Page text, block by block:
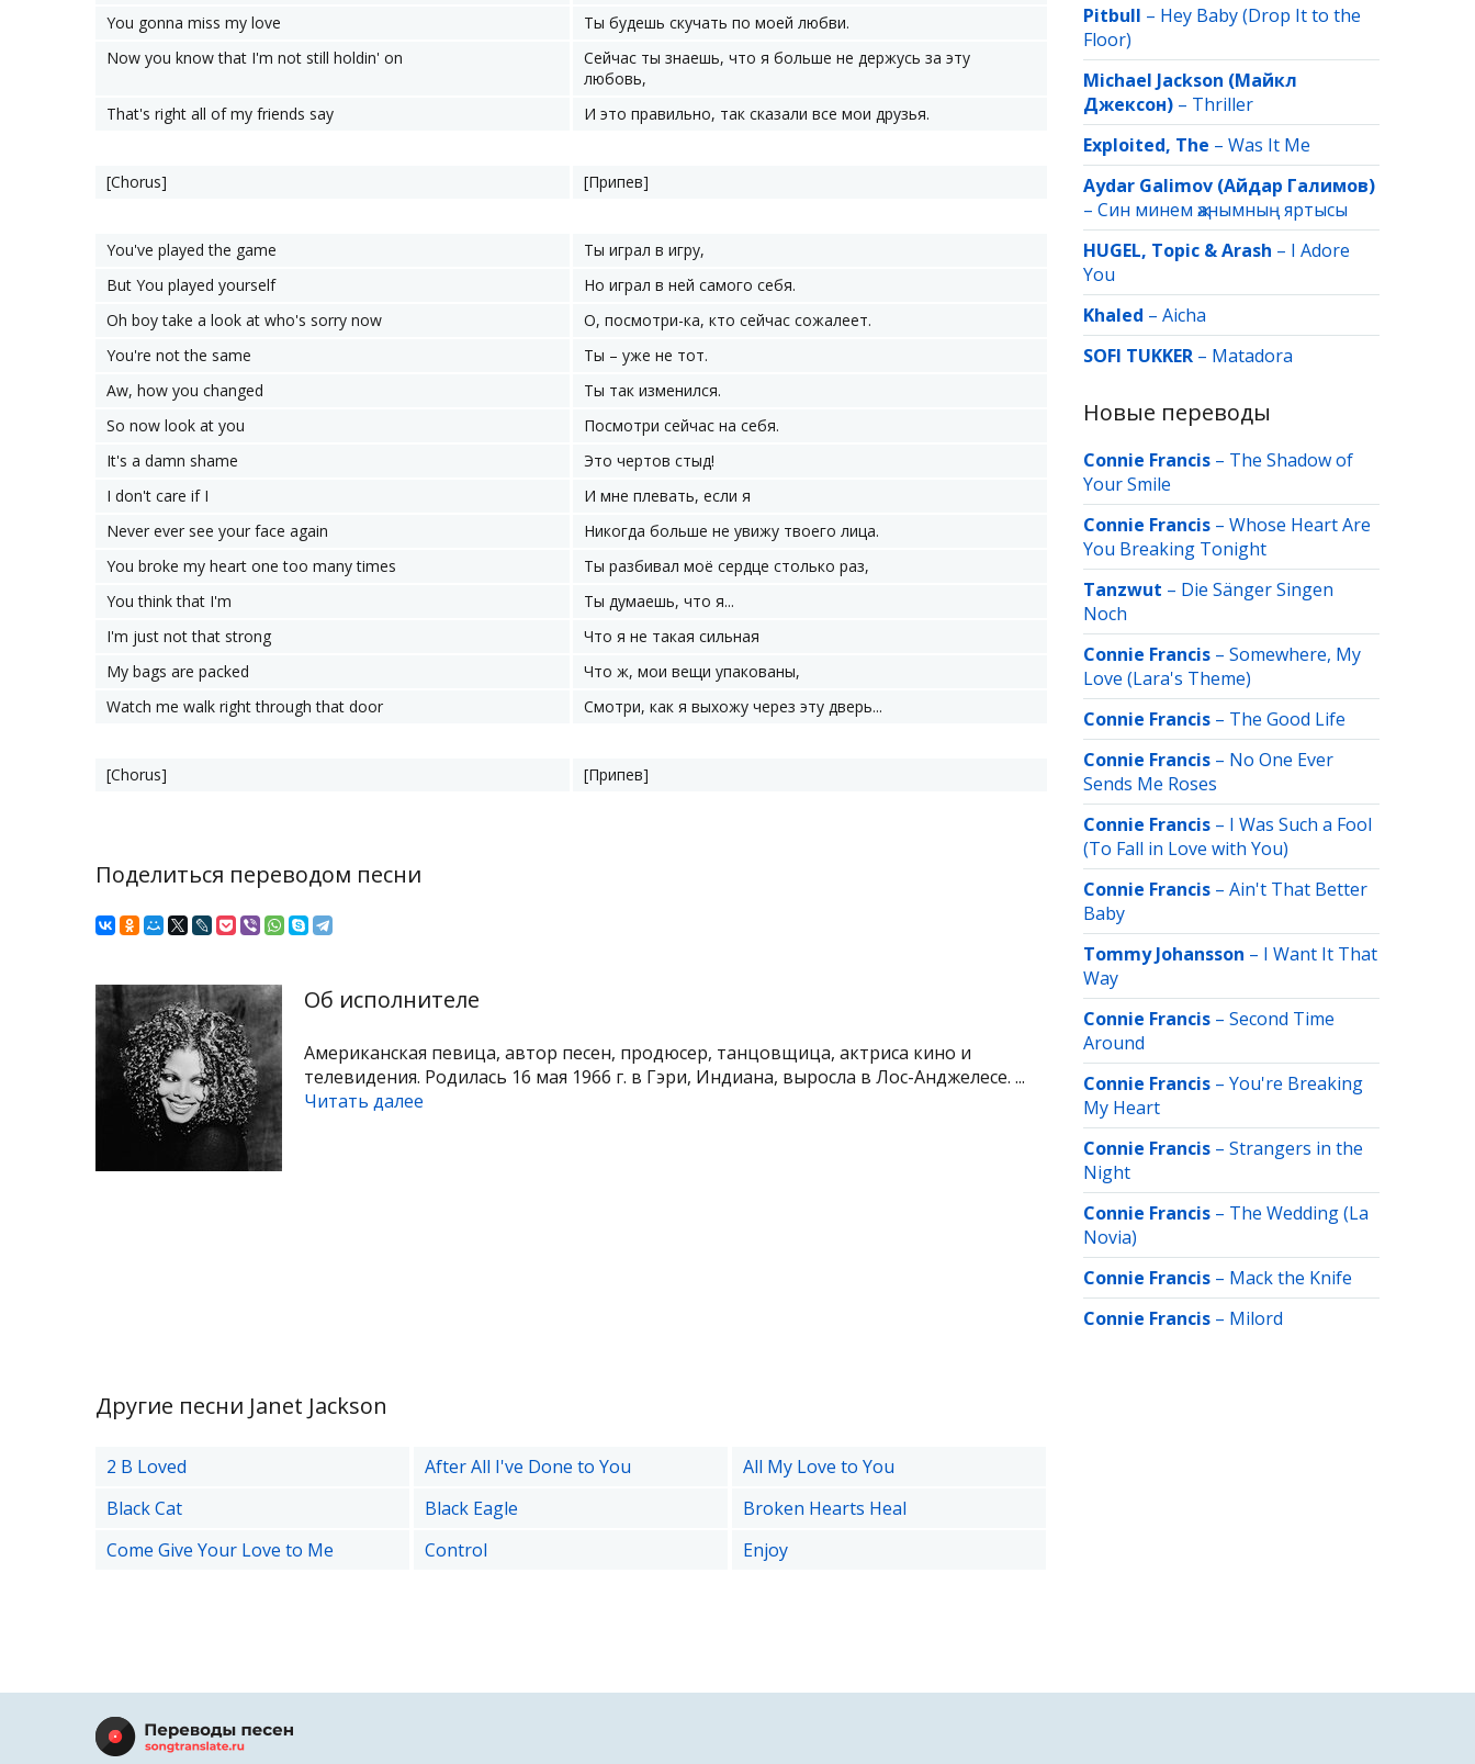
You gonna miss my love
Ты будешь скучать по моей любви.
Now you know that I'm not still holdin' on
Сейчас ты знаешь, что я больше не держусь за эту
любовь,
That's right all of my friends say
И это правильно, так сказали все мои друзья.
[Chorus] [Припев]
You've played the game
Ты играл в игру,
But You played yourself
Но играл в ней самого себя.
Oh boy take a look at who's sorry now
О, посмотри-ка, кто сейчас сожалеет.
You're not the same
Ты – уже не тот.
Aw, how you changed
Ты так изменился.
So now look at you
Посмотри сейчас на себя.
It's a damn shame
Это чертов стыд!
I don't care if I
И мне плевать, если я
Never ever see your face again
Никогда больше не увижу твоего лица.
You broke my heart one too many times
Ты разбивал моё сердце столько раз,
You think that I'm
Ты думаешь, что я...
I'm just not that strong
Что я не такая сильная
My bags are packed
Что ж, мои вещи упакованы,
Watch me walk right through that door
Смотри, как я выхожу через эту дверь...
[Chorus] [Припев]
Поделиться переводом песни
Об исполнителе
Американская певица, автор песен, продюсер, танцовщица, актриса кино и
телевидения. Родилась 16 мая 1966 г. в Гэри, Индиана, выросла в Лос-Анджелесе. ...
Читать далее
Другие песни Janet Jackson
2 B Loved After All I've Done to You
All My Love to You
Black Cat
Black Eagle
Broken Hearts Heal
Come Give Your Love to Me
Control Enjoy
Pitbull – Hey Baby (Drop It to the
Floor)
Michael Jackson (Майкл
Джексон) – Thriller
Exploited, The – Was It Me
Aydar Galimov (Айдар Галимов)
– Син минем җанымның яртысы
HUGEL, Topic & Arash – I Adore
You
Khaled – Aicha
SOFI TUKKER – Matadora
Новые переводы
Connie Francis – The Shadow of
Your Smile
Connie Francis – Whose Heart Are
You Breaking Tonight
Tanzwut – Die Sänger Singen
Noch
Connie Francis – Somewhere, My
Love (Lara's Theme)
Connie Francis – The Good Life
Connie Francis – No One Ever
Sends Me Roses
Connie Francis – I Was Such a Fool
(To Fall in Love with You)
Connie Francis – Ain't That Better
Baby
Tommy Johansson – I Want It That
Way
Connie Francis – Second Time
Around
Connie Francis – You're Breaking
My Heart
Connie Francis – Strangers in the
Night
Connie Francis – The Wedding (La
Novia)
Connie Francis – Mack the Knife
Connie Francis – Milord